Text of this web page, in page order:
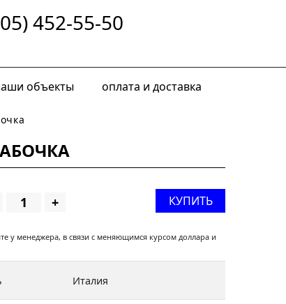
452-55-50
объекты оплата и доставка
+ КУПИТЬ
у менеджера, в связи с меняющимся курсом доллара и
Италия